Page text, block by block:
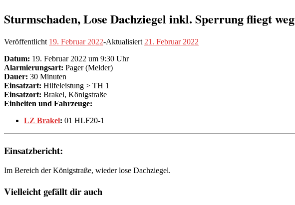
Sturmschaden, Lose Dachziegel inkl. Sperrung fliegt weg
Veröffentlicht 19. Februar 2022-Aktualisiert 21. Februar 2022
Datum: 19. Februar 2022 um 9:30 Uhr
Alarmierungsart: Pager (Melder)
Dauer: 30 Minuten
Einsatzart: Hilfeleistung > TH 1
Einsatzort: Brakel, Königstraße
Einheiten und Fahrzeuge:
LZ Brakel: 01 HLF20-1
Einsatzbericht:
Im Bereich der Königstraße, wieder lose Dachziegel.
Vielleicht gefällt dir auch